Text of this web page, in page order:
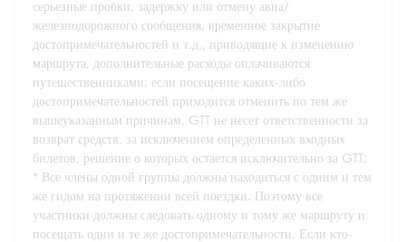
серьезные пробки, задержку или отмену авиа/
железнодорожного сообщения, временное закрытие
достопримечательностей и т.д., приводящие к изменению
маршрута, дополнительные расходы оплачиваются
путешественниками; если посещение каких-либо
достопримечательностей приходится отменить по тем же
вышеуказанным причинам, GTT не несет ответственности за
возврат средств, за исключением определенных входных
билетов, решение о которых остается исключительно за GTT;
* Все члены одной группы должны находиться с одним и тем
же гидом на протяжении всей поездки. Поэтому все
участники должны следовать одному и тому же маршруту и
посещать одни и те же достопримечательности. Если кто-